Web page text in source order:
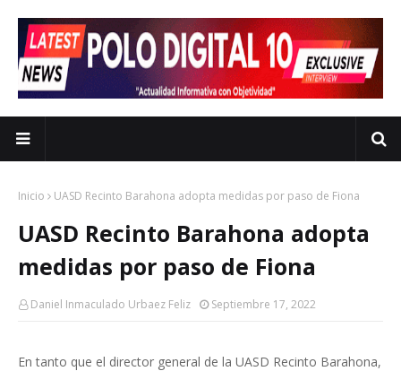
Inicio UASD Recinto Barahona adopta medidas por paso de Fiona
UASD Recinto Barahona adopta
medidas por paso de Fiona
Daniel Inmaculado Urbaez Feliz Septiembre 17, 2022
En tanto que el director general de la UASD Recinto Barahona,